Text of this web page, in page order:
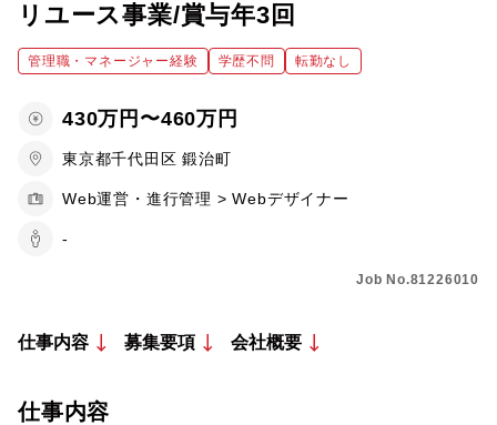
リユース事業/賞与年3回
管理職・マネージャー経験 学歴不問 転勤なし
430万円〜460万円
東京都千代田区 鍛治町
Web運営・進行管理 > Webデザイナー
-
Job No.81226010
仕事内容 募集要項 会社概要
仕事内容